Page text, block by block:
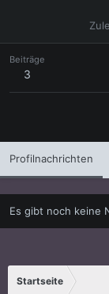
Beiträge
3
Profilnachrichten
Es gibt noch keine
Startseite